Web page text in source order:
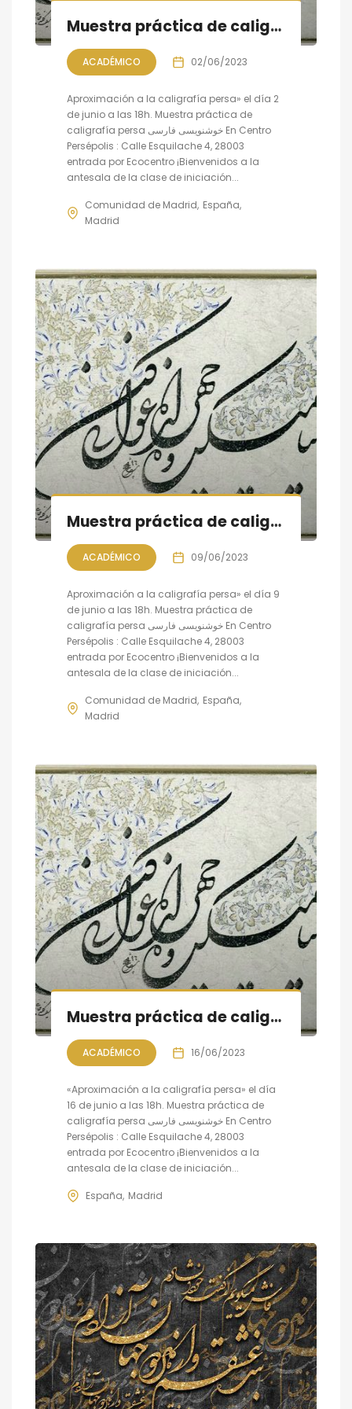
Muestra práctica de caligrafía persa, sesión VII
ACADÉMICO 02/06/2023
Aproximación a la caligrafía persa» el día 2
de junio a las 18h. Muestra práctica de
caligrafía persa خوشنویسی فارسی En Centro
Persépolis : Calle Esquilache 4, 28003
entrada por Ecocentro ¡Bienvenidos a la
antesala de la clase de iniciación...
Comunidad de Madrid España
Madrid
Muestra práctica de caligrafía persa, sesión VIII
ACADÉMICO 09/06/2023
Aproximación a la caligrafía persa» el día 9
de junio a las 18h. Muestra práctica de
caligrafía persa خوشنویسی فارسی En Centro
Persépolis : Calle Esquilache 4, 28003
entrada por Ecocentro ¡Bienvenidos a la
antesala de la clase de iniciación...
Comunidad de Madrid España
Madrid
Muestra práctica de caligrafía persa, sesión IX
ACADÉMICO 16/06/2023
«Aproximación a la caligrafía persa» el día
16 de junio a las 18h. Muestra práctica de
caligrafía persa خوشنویسی فارسی En Centro
Persépolis : Calle Esquilache 4, 28003
entrada por Ecocentro ¡Bienvenidos a la
antesala de la clase de iniciación...
España Madrid